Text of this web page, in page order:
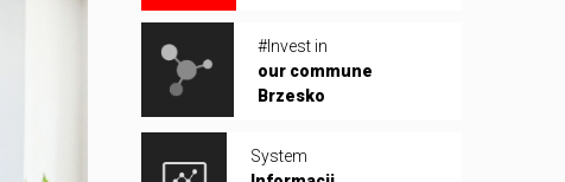
#Invest in
our commune
Brzesko
System